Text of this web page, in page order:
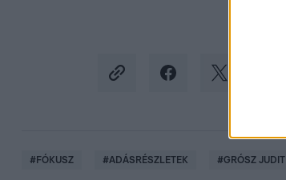
#FÓKUSZ #ADÁSRÉSZLETEK #GRÓSZ JUDIT